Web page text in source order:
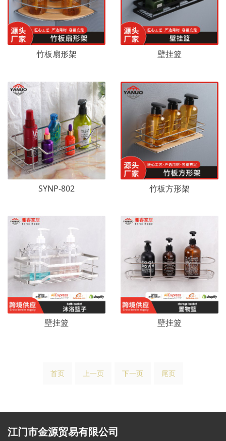
竹板扇形架 壁挂篮
SYNP-802 竹板方形架
壁挂篮 壁挂篮
首页 上一页 下一页 尾页
江门市金源贸易有限公司